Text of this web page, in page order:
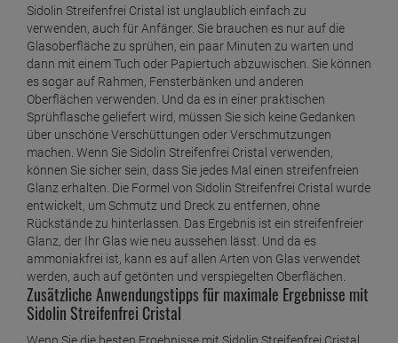
Sidolin Streifenfrei Cristal ist unglaublich einfach zu
verwenden, auch für Anfänger. Sie brauchen es nur auf die
Glasoberfläche zu sprühen, ein paar Minuten zu warten und
dann mit einem Tuch oder Papiertuch abzuwischen. Sie können
es sogar auf Rahmen, Fensterbänken und anderen
Oberflächen verwenden. Und da es in einer praktischen
Sprühflasche geliefert wird, müssen Sie sich keine Gedanken
über unschöne Verschüttungen oder Verschmutzungen
machen. Wenn Sie Sidolin Streifenfrei Cristal verwenden,
können Sie sicher sein, dass Sie jedes Mal einen streifenfreien
Glanz erhalten. Die Formel von Sidolin Streifenfrei Cristal wurde
entwickelt, um Schmutz und Dreck zu entfernen, ohne
Rückstände zu hinterlassen. Das Ergebnis ist ein streifenfreier
Glanz, der Ihr Glas wie neu aussehen lässt. Und da es
ammoniakfrei ist, kann es auf allen Arten von Glas verwendet
werden, auch auf getönten und verspiegelten Oberflächen.
Zusätzliche Anwendungstipps für maximale Ergebnisse mit
Sidolin Streifenfrei Cristal